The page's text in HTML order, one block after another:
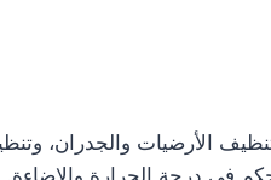
الأرضيات والجدران،
في درجة الحرارة والإضاءة.